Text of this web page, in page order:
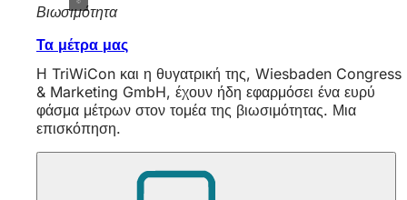
Βιωσιμότητα
Τα μέτρα μας
Η TriWiCon και η θυγατρική της, Wiesbaden Congress
& Marketing GmbH, έχουν ήδη εφαρμόσει ένα ευρύ
φάσμα μέτρων στον τομέα της βιωσιμότητας. Μια
επισκόπηση.